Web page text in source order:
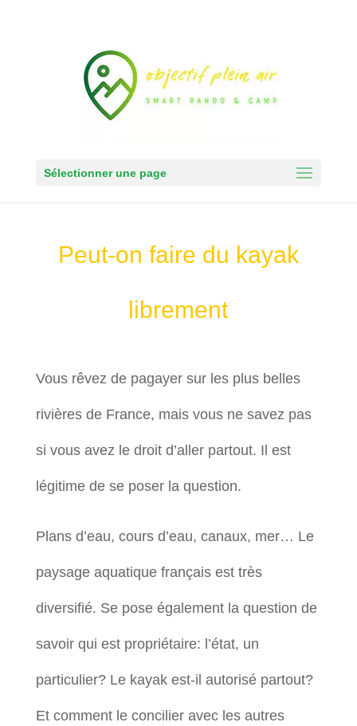
Sélectionner une page
Peut-on faire du kayak
librement
Vous rêvez de pagayer sur les plus belles
rivières de France, mais vous ne savez pas
si vous avez le droit d’aller partout. Il est
légitime de se poser la question.
Plans d’eau, cours d’eau, canaux, mer… Le
paysage aquatique français est très
diversifié. Se pose également la question de
savoir qui est propriétaire: l’état, un
particulier? Le kayak est-il autorisé partout?
Et comment le concilier avec les autres